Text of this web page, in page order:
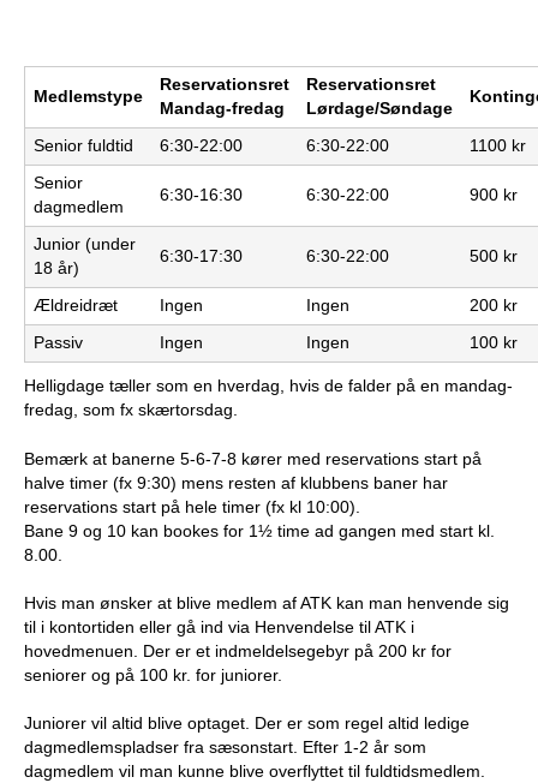
T
n
K
u
b
Medlemstype
Reservationsret
Mandag-fredag
Reservationsret
Lørdage/Søndage
Senior fuldtid 6:30-22:00 6:30-22:00 1100 kr
Senior
dagmedlem
6:30-16:30 6:30-22:00 900 kr
Junior (under
18 år)
6:30-17:30 6:30-22:00 500 kr
Ældreidræt Ingen Ingen 200 kr
Passiv Ingen Ingen 100 kr
Helligdage tæller som en hverdag, hvis de falder på en mandag-
fredag, som fx skærtorsdag.
Bemærk at banerne 5-6-7-8 kører med reservations start på
halve timer (fx 9:30) mens resten af klubbens baner har
reservations start på hele timer (fx kl 10:00).
Bane 9 og 10 kan bookes for 1½ time ad gangen med start kl.
8.00.
Hvis man ønsker at blive medlem af ATK kan man henvende sig
til i kontortiden eller gå ind via Henvendelse til ATK i
hovedmenuen. Der er et indmeldelsegebyr på 200 kr for
seniorer og på 100 kr. for juniorer.
Juniorer vil altid blive optaget. Der er som regel altid ledige
dagmedlemspladser fra sæsonstart. Efter 1-2 år som
dagmedlem vil man kunne blive overflyttet til fuldtidsmedlem.